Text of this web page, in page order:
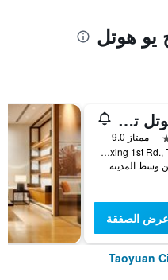
يو هوتل
فولون هوتل تاويوان أيربورت أكسيس إم آر تي إيه8
ممتاز 9.0
No.2, Fuxing 1st Rd., Taoyuan City, تايوان
عرض الصفقة